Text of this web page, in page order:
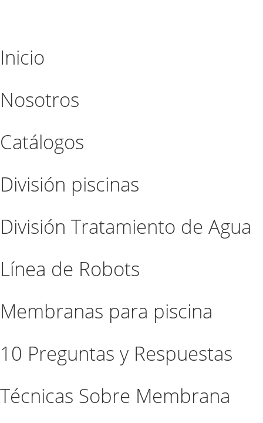
Inicio
Nosotros
Catálogos
División piscinas
División Tratamiento de Agua
Línea de Robots
Membranas para piscina
10 Preguntas y Respuestas
Técnicas Sobre Membrana